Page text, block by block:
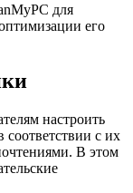
для
его
настроить
с их
В этом